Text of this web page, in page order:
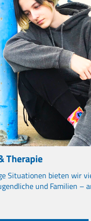
Therapie
Situationen bieten wir
und Familien –